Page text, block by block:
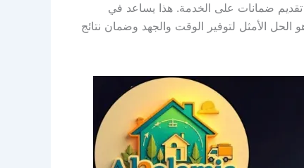
ضمانات على الخدمة. هذا يساعد في
الأمثل لتوفير الوقت والجهد وضمان نتائج